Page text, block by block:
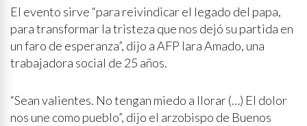
El evento sirve “para reivindicar el legado del papa,
para transformar la tristeza que nos dejó su partida en
un faro de esperanza”, dijo a AFP Iara Amado, una
trabajadora social de 25 años.
“Sean valientes. No tengan miedo a llorar (…) El dolor
nos une como pueblo”, dijo el arzobispo de Buenos